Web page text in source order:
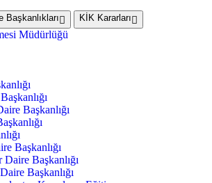
Başkanlıkları KİK Kararları
Müdürlüğü
Başkanlığı
Başkanlığı
Başkanlığı
Başkanlığı